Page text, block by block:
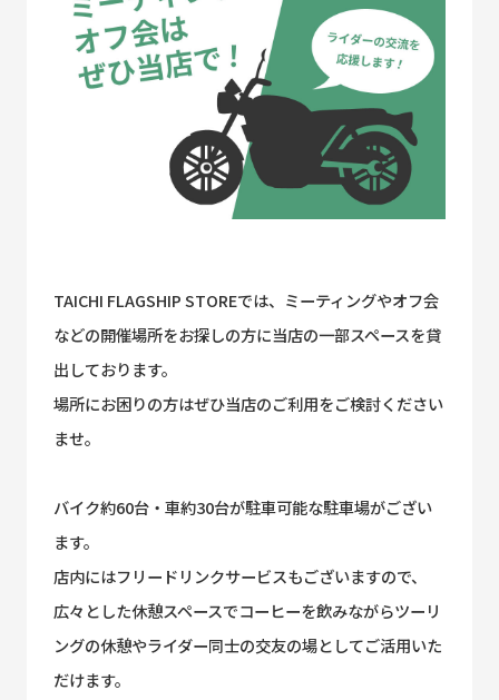
TAICHI FLAGSHIP STOREでは、ミーティングやオフ会
などの開催場所をお探しの方に当店の一部スペースを貸
出しております。
場所にお困りの方はぜひ当店のご利用をご検討ください
ませ。
バイク約60台・車約30台が駐車可能な駐車場がござい
ます。
店内にはフリードリンクサービスもございますので、
広々とした休憩スペースでコーヒーを飲みながらツーリ
ングの休憩やライダー同士の交友の場としてご活用いた
だけます。